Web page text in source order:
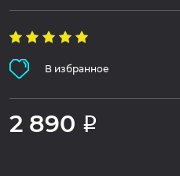
В избранное
2 890 Р